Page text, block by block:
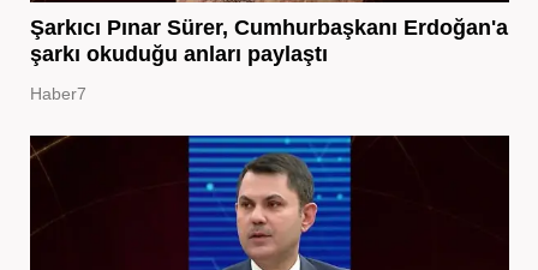
Şarkıcı Pınar Sürer, Cumhurbaşkanı Erdoğan'a
şarkı okuduğu anları paylaştı
Haber7